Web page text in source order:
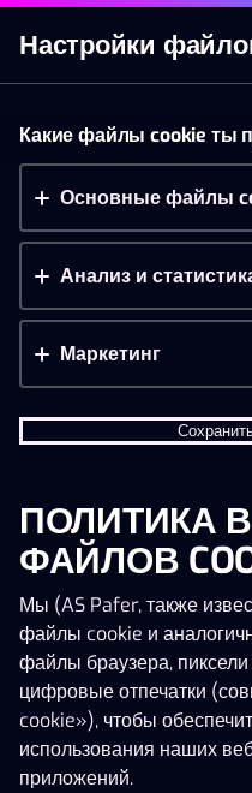
БАРАБАНЫ
Xклюзивный
3 барабана
777 Deluxe
4 барабана
Feelin' Fruity 10Odyssey
Принять
На этом веб-сайте
файлов cookie:
Настройки
Какие файлы cookie ты
Основные файлы
Анализ и
Маркетинг
ПОЛИТИКА
ФАЙЛОВ
Мы (AS Pafer, также
файлы cookie и
файлы браузера,
цифровые отпечатки
cookie»), чтобы
использования наших
приложений.